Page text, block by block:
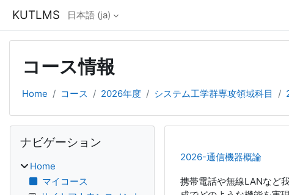
KUTLMS 日本語 ‎(ja)‎
コース情報
Home コース 2026年度 システム工学群専攻領域科目
2026-通信機器概論
携帯電話や無線LANなど
ブロック
ナビゲーション
Home
マイコース